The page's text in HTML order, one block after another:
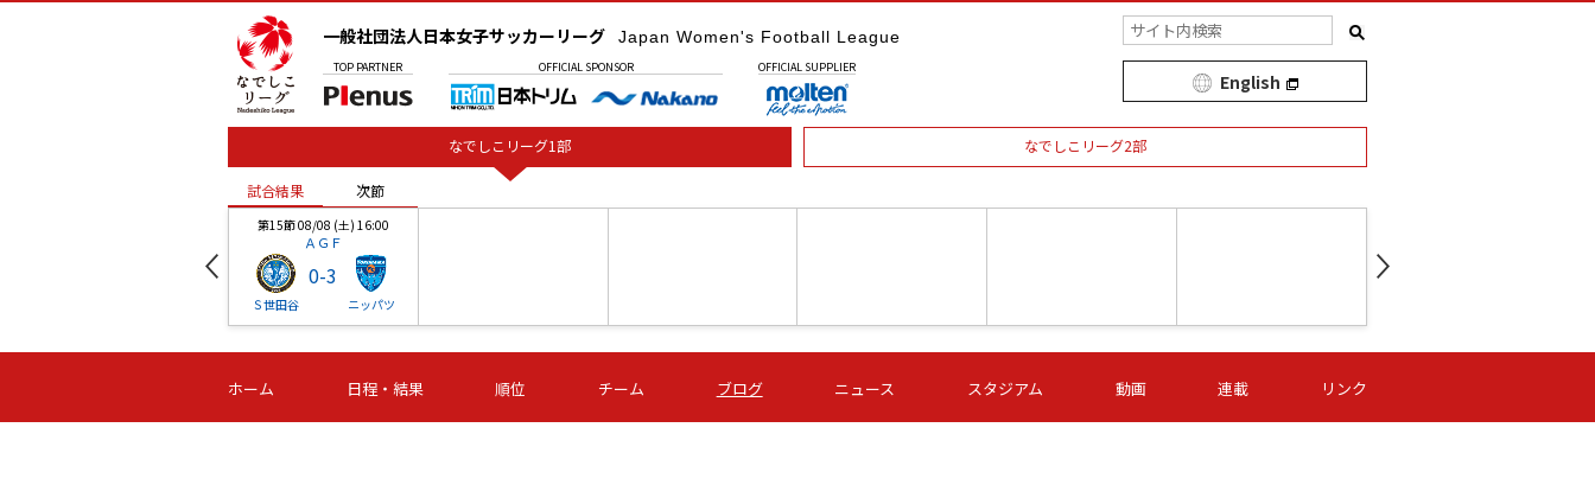
一般社団法人日本女子サッカーリーグ Japan Women's Football League
TOP PARTNER OFFICIAL SPONSOR OFFICIAL SUPPLIER
English
なでしこリーグ1部 なでしこリーグ2部
試合結果 次節
第15節 08/08 (土) 16:00
ＡＧＦ
Ｓ世田谷
0-3
ニッパツ
-
第16節 09/05 (土) 15:00
ニッパツ
-
第16節 09/05 (土) 15:00
石人の星
-
第16節 09/05 (土) 16:00
ＡＧＦ
-
いちご
-
第16節 09/06 (日) 15:00
-
第16節 09/06 (日) 15:00
- -
試合結果 次節
ホーム 日程・結果 順位 チーム ブログ ニュース スタジアム 動画 連載 リンク